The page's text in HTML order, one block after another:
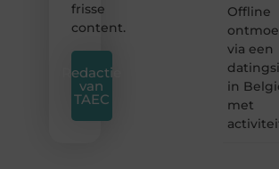
frisse
content.
Redactie
van
TAEC
Offline
via een
in
met